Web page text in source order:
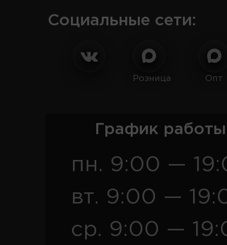
Социальные сети:
Розница Опт
График
пн. 9:00 —
вт. 9:00 —
ср. 9:00 —